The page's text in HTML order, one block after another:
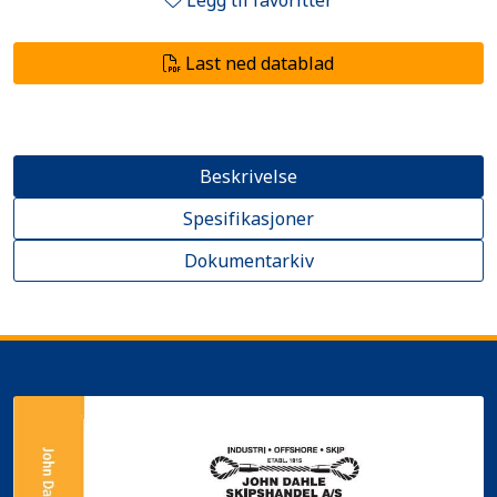
Last ned datablad
Beskrivelse
Spesifikasjoner
Dokumentarkiv